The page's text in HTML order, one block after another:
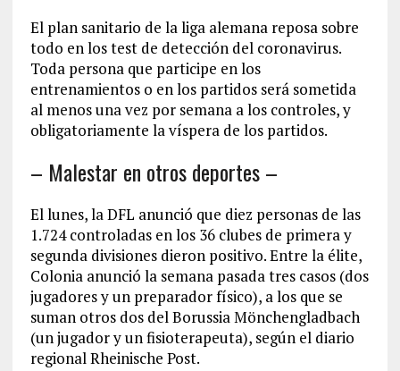
El plan sanitario de la liga alemana reposa sobre
todo en los test de detección del coronavirus.
Toda persona que participe en los
entrenamientos o en los partidos será sometida
al menos una vez por semana a los controles, y
obligatoriamente la víspera de los partidos.
– Malestar en otros deportes –
El lunes, la DFL anunció que diez personas de las
1.724 controladas en los 36 clubes de primera y
segunda divisiones dieron positivo. Entre la élite,
Colonia anunció la semana pasada tres casos (dos
jugadores y un preparador físico), a los que se
suman otros dos del Borussia Mönchengladbach
(un jugador y un fisioterapeuta), según el diario
regional Rheinische Post.